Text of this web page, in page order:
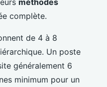
méthodes
complète.
de 4 à 8
Un poste
généralement 6
minimum pour un